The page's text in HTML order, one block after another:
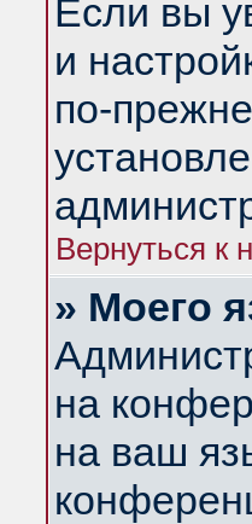
Если вы
и
по-
Вернуться к
» Моего
на
на ваш